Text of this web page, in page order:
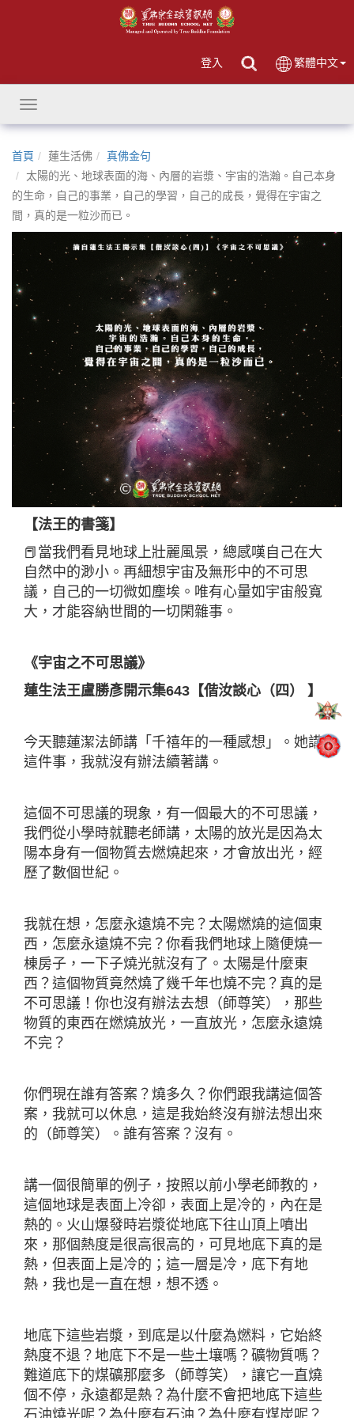
登入 繁體中文
Toggle
navigation
首頁 蓮生活佛
真佛金句
太陽的光、地球表面的海、內層的岩漿、宇宙的浩瀚。自己本身
的生命，自己的事業，自己的學習，自己的成長，覺得在宇宙之
間，真的是一粒沙而已。
【法王的書箋】
📕當我們看見地球上壯麗風景，總感嘆自己在大
自然中的渺小。再細想宇宙及無形中的不可思
議，自己的一切微如塵埃。唯有心量如宇宙般寬
大，才能容納世間的一切閑雜事。
《宇宙之不可思議》
蓮生法王盧勝彥開示集643【偕汝談心（四） 】
今天聽蓮潔法師講「千禧年的一種感想」。她講
這件事，我就沒有辦法續著講。
這個不可思議的現象，有一個最大的不可思議，
我們從小學時就聽老師講，太陽的放光是因為太
陽本身有一個物質去燃燒起來，才會放出光，經
歷了數個世紀。
我就在想，怎麼永遠燒不完？太陽燃燒的這個東
西，怎麼永遠燒不完？你看我們地球上隨便燒一
棟房子，一下子燒光就沒有了。太陽是什麼東
西？這個物質竟然燒了幾千年也燒不完？真的是
不可思議！你也沒有辦法去想（師尊笑），那些
物質的東西在燃燒放光，一直放光，怎麼永遠燒
不完？
你們現在誰有答案？燒多久？你們跟我講這個答
案，我就可以休息，這是我始終沒有辦法想出來
的（師尊笑）。誰有答案？沒有。
講一個很簡單的例子，按照以前小學老師教的，
這個地球是表面上冷卻，表面上是冷的，內在是
熱的。火山爆發時岩漿從地底下往山頂上噴出
來，那個熱度是很高很高的，可見地底下真的是
熱，但表面上是冷的；這一層是冷，底下有地
熱，我也是一直在想，想不透。
地底下這些岩漿，到底是以什麼為燃料，它始終
熱度不退？地底下不是一些土壤嗎？礦物質嗎？
難道底下的煤礦那麼多（師尊笑），讓它一直燒
個不停，永遠都是熱？為什麼不會把地底下這些